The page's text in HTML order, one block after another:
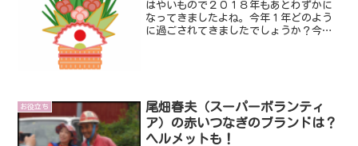
はやいもので２０１８年もあとわずかに
なってきましたよね。今年１年どのよう
に過ごされてきましたでしょうか？今年
お役立ち
尾畑春夫（スーパーボランティ
ア）の赤いつなぎのブランドは？
ヘルメットも！